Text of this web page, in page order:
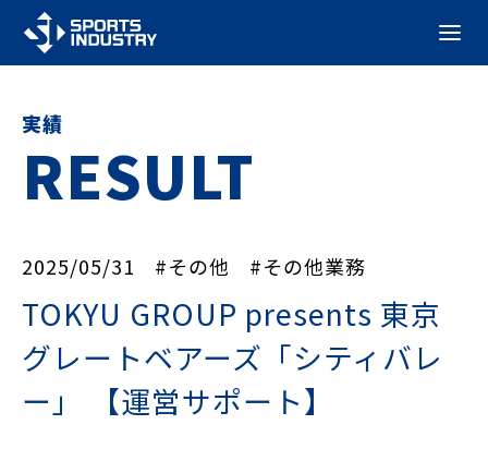
実績
RESULT
2025/05/31 #その他 #その他業務
TOKYU GROUP presents 東京
グレートベアーズ「シティバレ
ー」 【運営サポート】